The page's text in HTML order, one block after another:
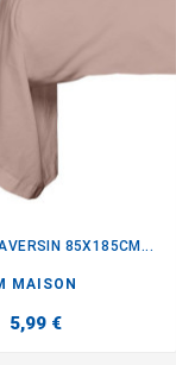
85X185CM...
MAISON
5,99 €